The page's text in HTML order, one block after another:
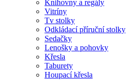
Knihovny a regály
Vitríny
Tv stolky
Odkládací příruční stolky
Sedačky
Lenošky a pohovky
Křesla
Taburety
Houpací křesla